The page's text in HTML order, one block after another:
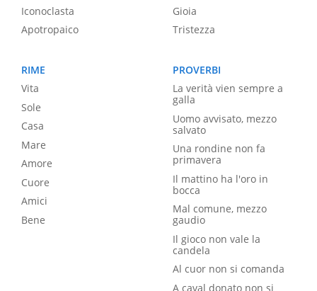
Iconoclasta
Apotropaico
Gioia
Tristezza
RIME
Vita
Sole
Casa
Mare
Amore
Cuore
Amici
Bene
PROVERBI
La verità vien sempre a
galla
Uomo avvisato, mezzo
salvato
Una rondine non fa
primavera
Il mattino ha l'oro in
bocca
Mal comune, mezzo
gaudio
Il gioco non vale la
candela
Al cuor non si comanda
A caval donato non si